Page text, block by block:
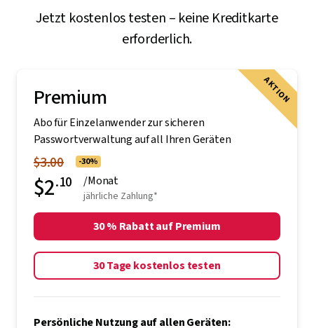
Jetzt kostenlos testen – keine Kreditkarte
erforderlich.
AKTION
Premium
Abo für Einzelanwender zur sicheren
Passwortverwaltung auf all Ihren Geräten
$3.00 -30%
$2.10 /Monat
jährliche Zahlung*
30 % Rabatt auf Premium
30 Tage kostenlos testen
Persönliche Nutzung auf allen Geräten: